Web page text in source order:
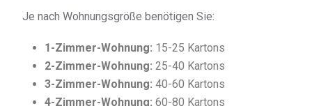
Je nach Wohnungsgröße benötigen Sie:
1-Zimmer-Wohnung: 15-25 Kartons
2-Zimmer-Wohnung: 25-40 Kartons
3-Zimmer-Wohnung: 40-60 Kartons
4-Zimmer-Wohnung: 60-80 Kartons